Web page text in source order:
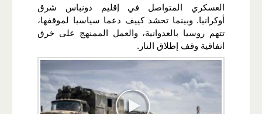
العسكري المتواصل في إقليم دونباس شرق
أوكرانيا. وبينما تحشد كييف دعما سياسيا لموقفها،
تتهم روسيا بالعدوانية، والعمل الممنهج على خرق
اتفاقية وقف إطلاق النار.